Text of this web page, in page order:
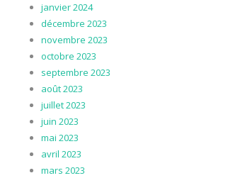
janvier 2024
décembre 2023
novembre 2023
octobre 2023
septembre 2023
août 2023
juillet 2023
juin 2023
mai 2023
avril 2023
mars 2023